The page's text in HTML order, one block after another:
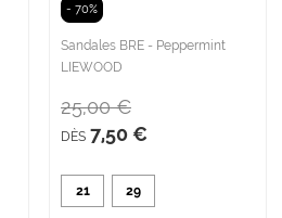
- 70%
Sandales BRE - Peppermint
LIEWOOD
DÈS 7,50 €
25,00 €
21 29